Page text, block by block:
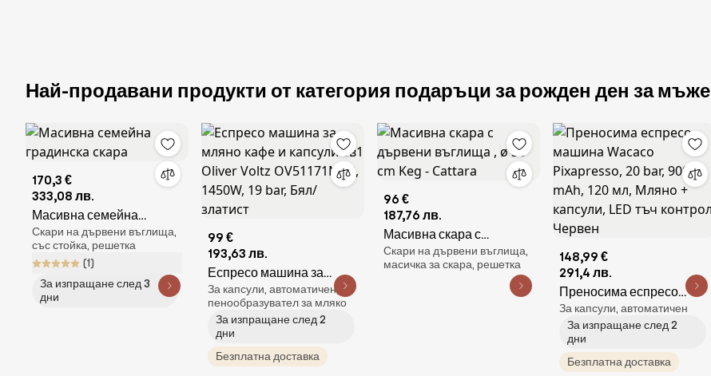
Най-продавани продукти от категория подаръци за рожден ден за мъже
170,3 €
333,08 лв.
Масивна семейна
градинска скара
Скари на дървени въглища,
със стойка, решетка
(1)
За изпращане след 3
дни
99 €
193,63 лв.
Еспресо машина за
мляно кафе и капсули
8в1 Oliver Voltz
OV51171M8R, 1450W, 19
bar, Бял/златист
За капсули, автоматичен, с
пенообразувател за мляко
За изпращане след 2
дни
Безплатна доставка
96 €
187,76 лв.
Масивна скара с
дървени въглища , ø 30
cm Keg - Cattara
Скари на дървени въглища,
масичка за скара, решетка
148,99 €
291,4 лв.
Преносима еспресо
машина Wacaco
Pixapresso, 20 bar, 9000
mAh, 120 мл, Мляно +
капсули, LED тъч контрол,
За капсули, автоматичен
За изпращане след 2
дни
Безплатна доставка